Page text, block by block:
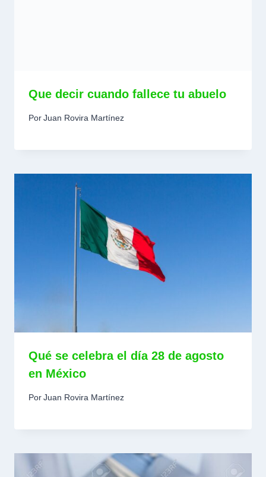
Que decir cuando fallece tu abuelo
PorJuan Rovira Martínez
Qué se celebra el día 28 de agosto
en México
PorJuan Rovira Martínez